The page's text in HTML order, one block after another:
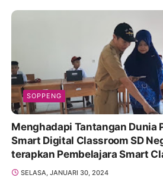
SOPPENG
Menghadapi Tantangan Dunia
Smart Digital Classroom SD
terapkan Pembelajara Smart
SELASA, JANUARI 30, 2024